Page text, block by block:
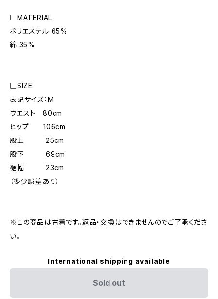
□MATERIAL
ポリエステル 65%
綿 35%
□SIZE
表記サイズ：M
ウエスト 80cm
ヒップ 106cm
股上 25cm
股下 69cm
裾幅 23cm
（多少誤差あり）
※この商品は古着です。返品・交換はできませんのでご了承くださ
い。
International shipping available
Sold out